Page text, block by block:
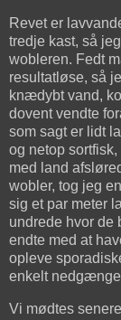
Revet er
tredje kast, så
wobleren. Fedt
resultatløse, så
knædybt vand,
dovent vendte
som sagt er lidt
og netop
med land
wobler, tog jeg
sig et par meter
undrede hvor de
endte med at
opleve
enkelt
Vi mødtes